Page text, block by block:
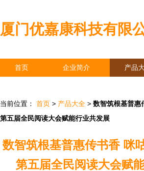
厦门优嘉康科技有限
首页 企业简介 产品
当前位置： 首页 > 产品大全 > 数智筑根基普惠
第五届全民阅读大会赋能行业共发展
数智筑根基普惠传书香 咪
第五届全民阅读大会赋